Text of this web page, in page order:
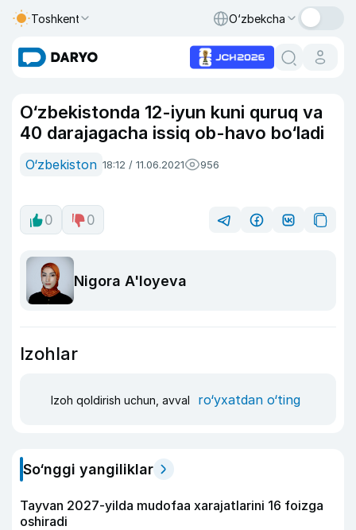
Toshkent O‘zbekcha
O‘zbekistonda 12-iyun kuni quruq va
40 darajagacha issiq ob-havo bo‘ladi
O‘zbekiston 18:12 / 11.06.2021 956
0 0
Nigora A'loyeva
Izohlar
Izoh qoldirish uchun, avval ro‘yxatdan o‘ting
So‘nggi yangiliklar
Tayvan 2027-yilda mudofaa xarajatlarini 16 foizga
oshiradi